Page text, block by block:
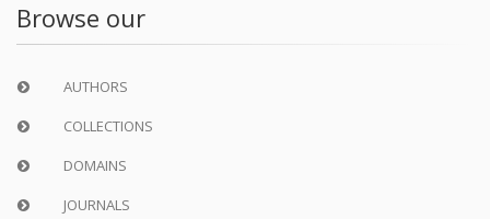
Browse our
AUTHORS
COLLECTIONS
DOMAINS
JOURNALS